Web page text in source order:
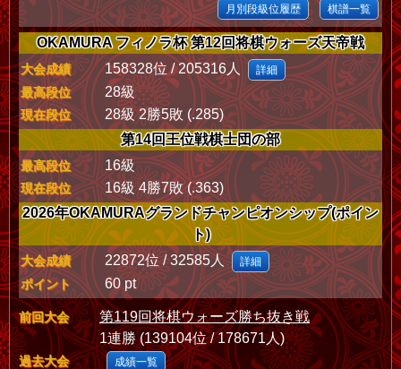
月別段級位履歴 棋譜一覧
OKAMURA フィノラ杯 第12回将棋ウォーズ天帝戦
大会成績 158328位 / 205316人 詳細
最高段位 28級
現在段位
28級 2勝5敗 (.285)
第14回王位戦棋士団の部
最高段位 16級
現在段位
16級 4勝7敗 (.363)
2026年OKAMURAグランドチャンピオンシップ(ポイン
ト)
大会成績 22872位 / 32585人 詳細
ポイント 60 pt
前回大会
第119回将棋ウォーズ勝ち抜き戦
1連勝 (139104位 / 178671人)
過去大会 成績一覧